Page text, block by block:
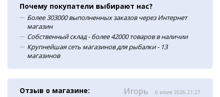
Почему покупатели выбирают нас?
Более 303000 выполненных заказов через Интернет
магазин
Собственный склад - более 42000 товаров в наличии
Крупнейшая сеть магазинов для рыбалки - 13
магазинов
Отзыв о магазине: Игорь 6 июля 2026 21:27